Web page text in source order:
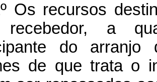
Os recursos
recebedor, a
do arranjo
de que trata o